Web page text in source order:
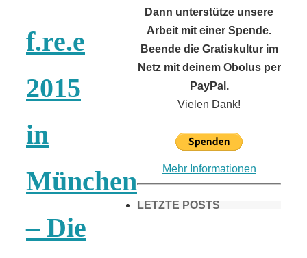
f.re.e
2015
in
München
– Die
Dann unterstütze unsere
Arbeit mit einer Spende.
Beende die Gratiskultur im
Netz mit deinem Obolus per
PayPal.
Vielen Dank!
Mehr Informationen
LETZTE POSTS